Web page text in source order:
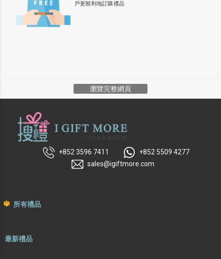
戶更順利地訂購禮品
瀏覽完整網頁
+852 3596 7411
+852 5509 4277
sales@igiftmore.com
所有禮品
最新禮品